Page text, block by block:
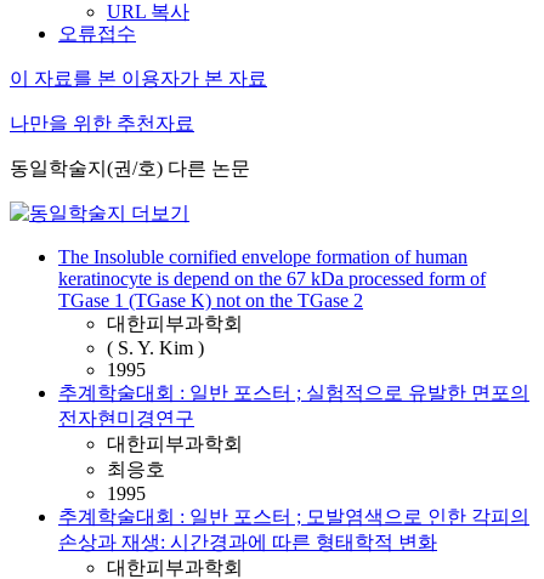
URL 복사
오류접수
이 자료를 본 이용자가 본 자료
나만을 위한 추천자료
동일학술지(권/호) 다른 논문
The Insoluble cornified envelope formation of human
keratinocyte is depend on the 67 kDa processed form of
TGase 1 (TGase K) not on the TGase 2
대한피부과학회
( S. Y. Kim )
1995
추계학술대회 : 일반 포스터 ; 실험적으로 유발한 면포의
전자현미경연구
대한피부과학회
최응호
1995
추계학술대회 : 일반 포스터 ; 모발염색으로 인한 각피의
손상과 재생: 시간경과에 따른 형태학적 변화
대한피부과학회